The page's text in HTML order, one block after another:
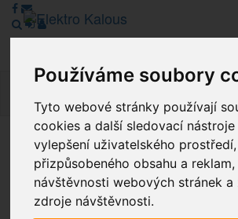
Používáme soubory
Tyto webové stránky používají
cookies a další sledovací nástroje
vylepšení uživatelského
přizpůsobeného obsahu a
návštěvnosti webových stránek a
zdroje návštěvnosti.
Vážení zákazníci, v tuto chvíli je Náš
režimu Katalogu. Objednávky on-line nyní
Děkujeme za pochopení.